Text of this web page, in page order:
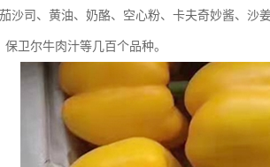
沙司、黄油、奶酪、空心粉、卡夫奇妙酱、
保卫尔牛肉汁等几百个品种。